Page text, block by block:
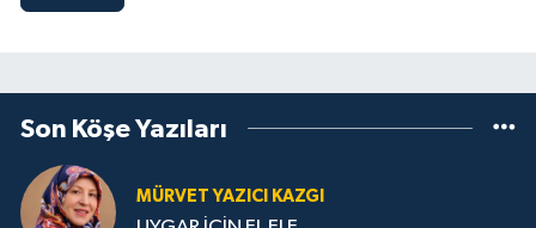
Son Köşe Yazıları
MÜRVET YAZICI KAZGI